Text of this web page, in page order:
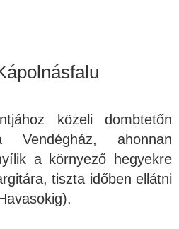
közeli dombtetőn
ahonnan
a környező hegyekre
tiszta időben ellátni